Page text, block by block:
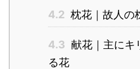
4.2 枕花｜故人の
4.3 献花｜主にキ
る花